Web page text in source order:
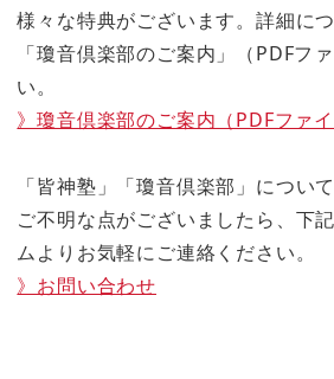
様々な特典がございます。詳細に
「瓊音倶楽部のご案内」（PDFフ
い。
》瓊音倶楽部のご案内（PDFファイ
「皆神塾」「瓊音倶楽部」につい
ご不明な点がございましたら、下
ムよりお気軽にご連絡ください。
》お問い合わせ